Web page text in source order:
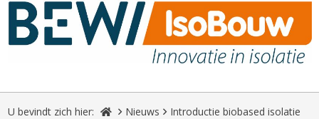
U bevindt zich hier: Nieuws Introductie biobased isolatie